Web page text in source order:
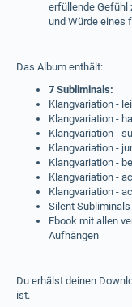
erfüllende Gefühl
und Würde eines
Das Album enthält:
7 Subliminals:
Klangvariation -
Klangvariation -
Klangvariation -
Klangvariation -
Klangvariation -
Klangvariation -
Klangvariation -
Silent
Ebook mit allen
Aufhängen
Du erhälst deinen
ist.